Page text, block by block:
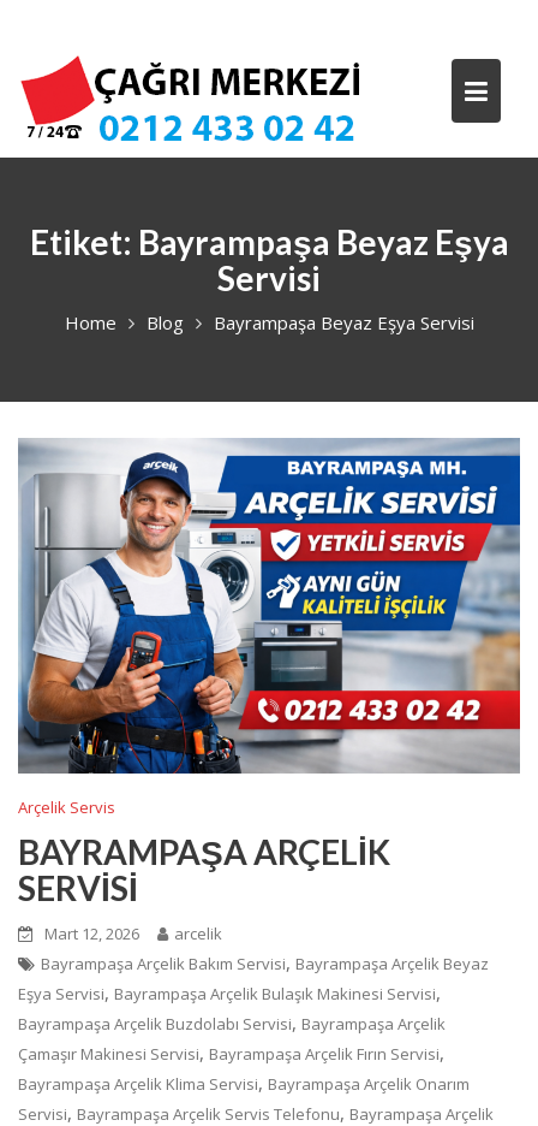
content
Etiket: Bayrampaşa Beyaz Eşya
Servisi
Home Blog Bayrampaşa Beyaz Eşya Servisi
Arçelik Servis
BAYRAMPAŞA ARÇELİK
SERVİSİ
Mart 12, 2026
arcelik
Bayrampaşa Arçelik Bakım Servisi, Bayrampaşa Arçelik Beyaz
Eşya Servisi, Bayrampaşa Arçelik Bulaşık Makinesi Servisi,
Bayrampaşa Arçelik Buzdolabı Servisi, Bayrampaşa Arçelik
Çamaşır Makinesi Servisi, Bayrampaşa Arçelik Fırın Servisi,
Bayrampaşa Arçelik Klima Servisi, Bayrampaşa Arçelik Onarım
Servisi, Bayrampaşa Arçelik Servis Telefonu, Bayrampaşa Arçelik